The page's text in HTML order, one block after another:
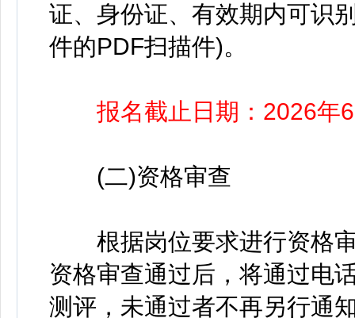
证、身份证、有效期内可识
件的PDF扫描件)。
报名截止日期：2026年
(二)资格审查
根据岗位要求进行资格审
资格审查通过后，将通过电
测评，未通过者不再另行通